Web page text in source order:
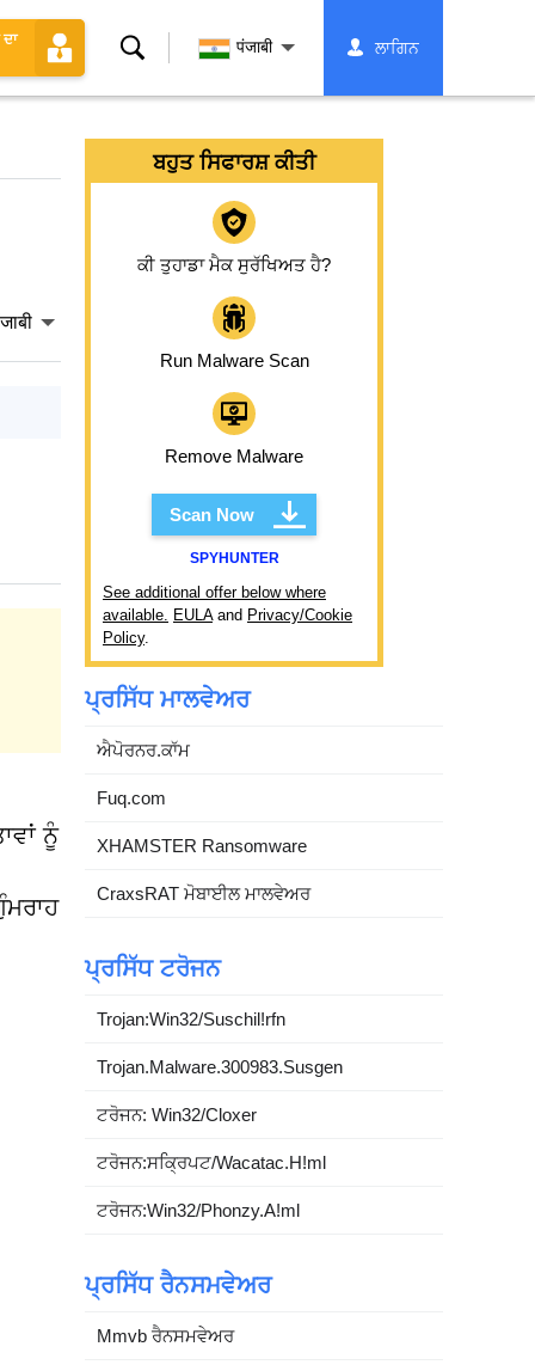
ਖੋਜ पंजाबी ਲਾਗਿਨ
ਨੂੰ
ਬਹੁਤ ਸਿਫਾਰਸ਼ ਕੀਤੀ
ਕੀ ਤੁਹਾਡਾ ਮੈਕ ਸੁਰੱਖਿਅਤ ਹੈ?
Run Malware Scan
Remove Malware
Scan Now
SPYHUNTER
See additional offer below where
available. EULAand Privacy/Cookie
Policy.
ਪ੍ਰਸਿੱਧ ਮਾਲਵੇਅਰ
ਐਪੋਰਨਰ.ਕਾੱਮ
Fuq.com
XHAMSTER Ransomware
CraxsRAT ਮੋਬਾਈਲ ਮਾਲਵੇਅਰ
ਪ੍ਰਸਿੱਧ ਟਰੋਜਨ
Trojan:Win32/Suschil!rfn
Trojan.Malware.300983.Susgen
ਟਰੋਜਨ: Win32/Cloxer
ਟਰੋਜਨ:ਸਕ੍ਰਿਪਟ/Wacatac.H!ml
ਟਰੋਜਨ:Win32/Phonzy.A!ml
ਪ੍ਰਸਿੱਧ ਰੈਨਸਮਵੇਅਰ
Mmvb ਰੈਨਸਮਵੇਅਰ